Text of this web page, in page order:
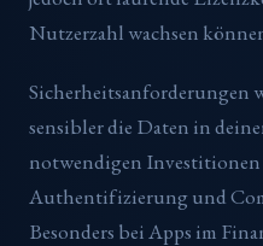
Nutzerzahl wachsen
Sicherheitsanforderungen
sensibler die Daten in
notwendigen Investitionen
Authentifizierung und
Besonders bei Apps im